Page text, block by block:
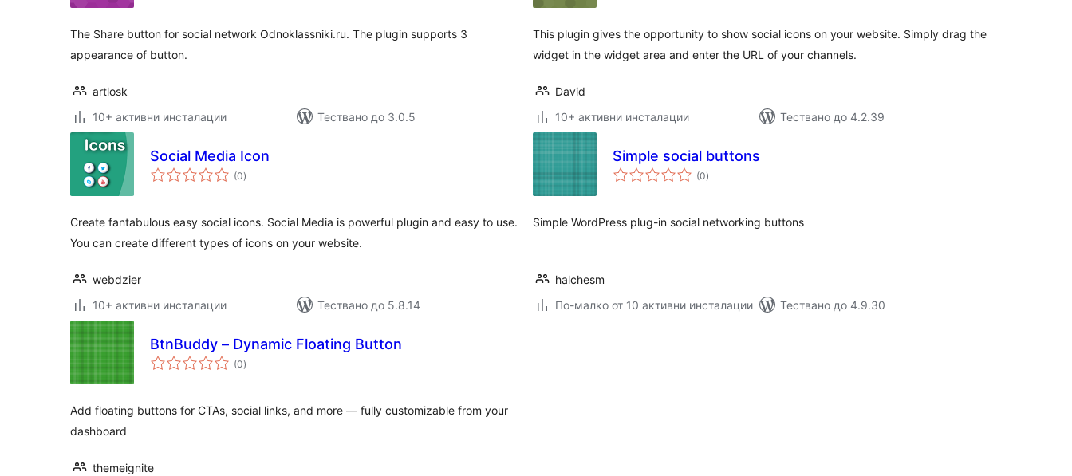
The Share button for social network Odnoklassniki.ru. The plugin supports 3
appearance of button.
artlosk
10+ активни инсталации
Тествано до 3.0.5
This plugin gives the opportunity to show social icons on your website. Simply drag the
widget in the widget area and enter the URL of your channels.
David
10+ активни инсталации
Тествано до 4.2.39
Social Media Icon
(0общо
оценки
)
Create fantabulous easy social icons. Social Media is powerful plugin and easy to use.
You can create different types of icons on your website.
webdzier
10+ активни инсталации
Тествано до 5.8.14
Simple social buttons
(0общо
оценки
)
Simple WordPress plug-in social networking buttons
halchesm
По-малко от 10 активни инсталации
Тествано до 4.9.30
BtnBuddy – Dynamic Floating Button
(0общо
оценки
)
Add floating buttons for CTAs, social links, and more — fully customizable from your
dashboard
themeignite